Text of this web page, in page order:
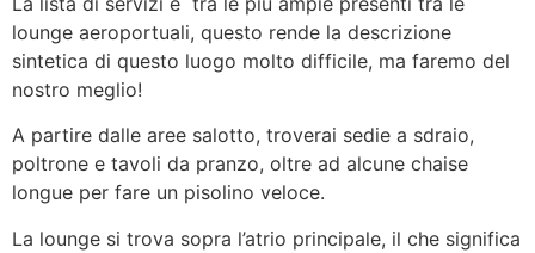
lounge aeroportuali, questo rende la descrizione
sintetica di questo luogo molto difficile, ma faremo del
nostro meglio!
A partire dalle aree salotto, troverai sedie a sdraio,
poltrone e tavoli da pranzo, oltre ad alcune chaise
longue per fare un pisolino veloce.
La lounge si trova sopra l’atrio principale, il che significa